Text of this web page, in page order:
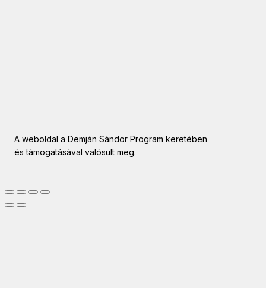
A weboldal a Demján Sándor Program keretében
és támogatásával valósult meg.